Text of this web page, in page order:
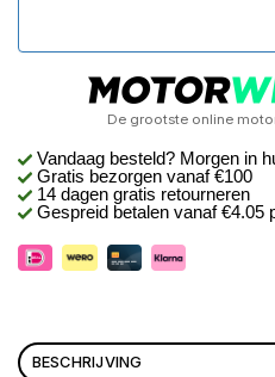
De grootste online
Vandaag besteld? Morgen in
Gratis bezorgen vanaf €100
14 dagen gratis retourneren
Gespreid betalen vanaf €4.05
BESCHRIJVING